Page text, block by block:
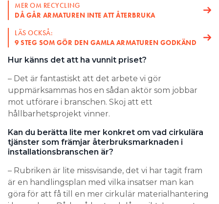
MER OM RECYCLING
DÅ GÅR ARMATUREN INTE ATT ÅTERBRUKA
LÄS OCKSÅ:
9 STEG SOM GÖR DEN GAMLA ARMATUREN GODKÄND
Hur känns det att ha vunnit priset?
– Det är fantastiskt att det arbete vi gör
uppmärksammas hos en sådan aktör som jobbar
mot utförare i branschen. Skoj att ett
hållbarhetsprojekt vinner.
Kan du berätta lite mer konkret om vad cirkulära
tjänster som främjar återbruksmarknaden i
installationsbranschen är?
– Rubriken är lite missvisande, det vi har tagit fram
är en handlingsplan med vilka insatser man kan
göra för att få till en mer cirkulär materialhantering